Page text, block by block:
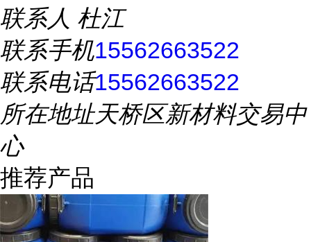
联系人 杜江
联系手机15562663522
联系电话15562663522
所在地址天桥区新材料交易中
心
推荐产品